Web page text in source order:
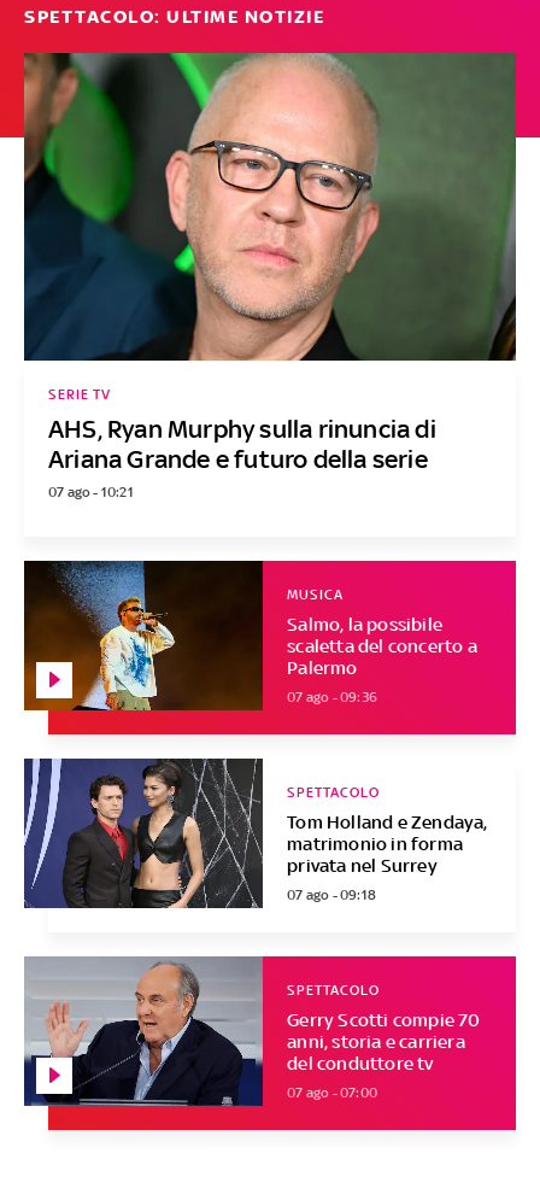
SPETTACOLO: ULTIME NOTIZIE
AHS, Ryan Murphy sulla rinuncia di
Ariana Grande e futuro della serie
SERIE TV
07 ago - 10:21
Salmo, la possibile
scaletta del concerto a
Palermo
MUSICA
07 ago - 09:36
Tom Holland e Zendaya,
matrimonio in forma
privata nel Surrey
SPETTACOLO
07 ago - 09:18
Gerry Scotti compie 70
anni, storia e carriera
del conduttore tv
SPETTACOLO
07 ago - 07:00